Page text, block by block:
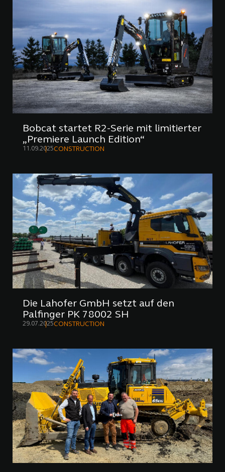
Bobcat startet R2-Serie mit limitierter
„Premiere Launch Edition“
11.09.2025CONSTRUCTION
Die Lahofer GmbH setzt auf den
Palfinger PK 78002 SH
29.07.2025CONSTRUCTION